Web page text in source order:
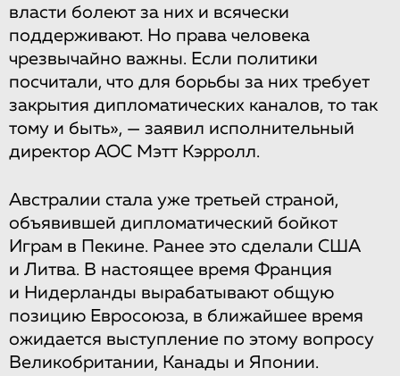
власти болеют за них и всячески
поддерживают. Но права человека
чрезвычайно важны. Если политики
посчитали, что для борьбы за них требует
закрытия дипломатических каналов, то так
тому и быть», — заявил исполнительный
директор AOC Мэтт Кэрролл.
Австралии стала уже третьей страной,
объявившей дипломатический бойкот
Играм в Пекине. Ранее это сделали США
и Литва. В настоящее время Франция
и Нидерланды вырабатывают общую
позицию Евросоюза, в ближайшее время
ожидается выступление по этому вопросу
Великобритании, Канады и Японии.